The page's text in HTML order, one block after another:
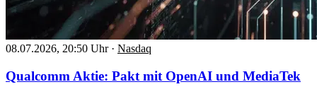
08.07.2026, 20:50 Uhr · Nasdaq
Qualcomm Aktie: Pakt mit OpenAI und MediaTek